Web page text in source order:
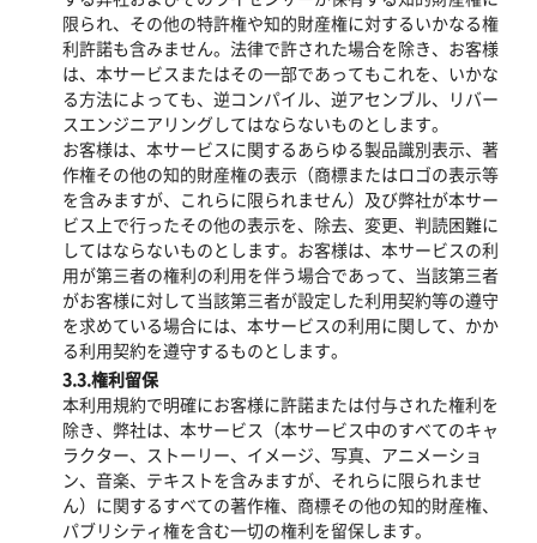
限られ、その他の特許権や知的財産権に対するいかなる権
利許諾も含みません。法律で許された場合を除き、お客様
は、本サービスまたはその一部であってもこれを、いかな
る方法によっても、逆コンパイル、逆アセンブル、リバー
スエンジニアリングしてはならないものとします。
お客様は、本サービスに関するあらゆる製品識別表示、著
作権その他の知的財産権の表示（商標またはロゴの表示等
を含みますが、これらに限られません）及び弊社が本サー
ビス上で行ったその他の表示を、除去、変更、判読困難に
してはならないものとします。お客様は、本サービスの利
用が第三者の権利の利用を伴う場合であって、当該第三者
がお客様に対して当該第三者が設定した利用契約等の遵守
を求めている場合には、本サービスの利用に関して、かか
る利用契約を遵守するものとします。
3.3.権利留保
本利用規約で明確にお客様に許諾または付与された権利を
除き、弊社は、本サービス（本サービス中のすべてのキャ
ラクター、ストーリー、イメージ、写真、アニメーショ
ン、音楽、テキストを含みますが、それらに限られませ
ん）に関するすべての著作権、商標その他の知的財産権、
パブリシティ権を含む一切の権利を留保します。